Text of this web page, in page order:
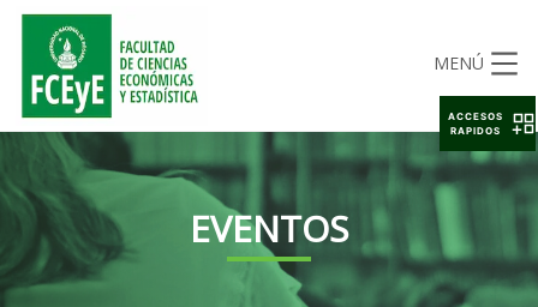
MENÚ
EVENTOS
ACCESOS
RAPIDOS